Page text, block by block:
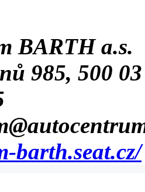
BARTH a.s.
985, 500
barth.seat.cz/